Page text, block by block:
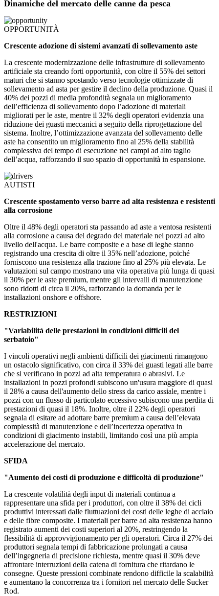
Dinamiche del mercato delle canne da pesca
OPPORTUNITÀ
Crescente adozione di sistemi avanzati di sollevamento aste
La crescente modernizzazione delle infrastrutture di sollevamento
artificiale sta creando forti opportunità, con oltre il 55% dei settori
maturi che si stanno spostando verso tecnologie ottimizzate di
sollevamento ad asta per gestire il declino della produzione. Quasi il
40% dei pozzi di media profondità segnala un miglioramento
dell’efficienza di sollevamento dopo l’adozione di materiali
migliorati per le aste, mentre il 32% degli operatori evidenzia una
riduzione dei guasti meccanici a seguito della riprogettazione del
sistema. Inoltre, l’ottimizzazione avanzata del sollevamento delle
aste ha consentito un miglioramento fino al 25% della stabilità
complessiva del tempo di esecuzione nei campi ad alto taglio
dell’acqua, rafforzando il suo spazio di opportunità in espansione.
AUTISTI
Crescente spostamento verso barre ad alta resistenza e resistenti
alla corrosione
Oltre il 48% degli operatori sta passando ad aste a ventosa resistenti
alla corrosione a causa del degrado del materiale nei pozzi ad alto
livello dell'acqua. Le barre composite e a base di leghe stanno
registrando una crescita di oltre il 35% nell’adozione, poiché
forniscono una resistenza alla trazione fino al 25% più elevata. Le
valutazioni sul campo mostrano una vita operativa più lunga di quasi
il 30% per le aste premium, mentre gli intervalli di manutenzione
sono ridotti di circa il 20%, rafforzando la domanda per le
installazioni onshore e offshore.
RESTRIZIONI
"Variabilità delle prestazioni in condizioni difficili del
serbatoio"
I vincoli operativi negli ambienti difficili dei giacimenti rimangono
un ostacolo significativo, con circa il 33% dei guasti legati alle barre
che si verificano in pozzi ad alta temperatura o abrasivi. Le
installazioni in pozzi profondi subiscono un'usura maggiore di quasi
il 28% a causa dell'aumento dello stress da carico assiale, mentre i
pozzi con un flusso di particolato eccessivo subiscono una perdita di
prestazioni di quasi il 18%. Inoltre, oltre il 22% degli operatori
segnala di esitare ad adottare barre premium a causa dell’elevata
complessità di manutenzione e dell’incertezza operativa in
condizioni di giacimento instabili, limitando così una più ampia
accelerazione del mercato.
SFIDA
"Aumento dei costi di produzione e difficoltà di produzione"
La crescente volatilità degli input di materiali continua a
rappresentare una sfida per i produttori, con oltre il 38% dei cicli
produttivi interessati dalle fluttuazioni dei costi delle leghe di acciaio
e delle fibre composite. I materiali per barre ad alta resistenza hanno
registrato aumenti dei costi superiori al 20%, restringendo la
flessibilità di approvvigionamento per gli operatori. Circa il 27% dei
produttori segnala tempi di fabbricazione prolungati a causa
dell’ingegneria di precisione richiesta, mentre quasi il 30% deve
affrontare interruzioni della catena di fornitura che ritardano le
consegne. Queste pressioni combinate rendono difficile la scalabilità
e aumentano la concorrenza tra i fornitori nel mercato delle Sucker
Rod.